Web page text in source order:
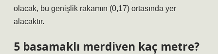
olacak, bu genişlik rakamın (0,17) ortasında yer
alacaktır.
5 basamaklı merdiven kaç metre?